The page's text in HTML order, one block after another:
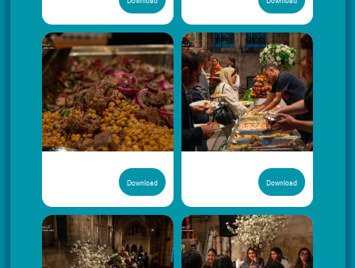
Download
Download